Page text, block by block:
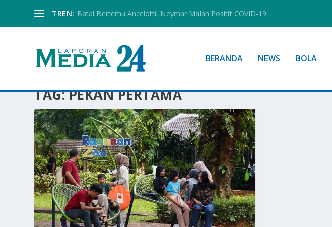
TREN: Batal Bertemu Ancelotti, Neymar Malah Positif COVID-19
BERANDA NEWS BOLA
TAG:PEKAN PERTAMA